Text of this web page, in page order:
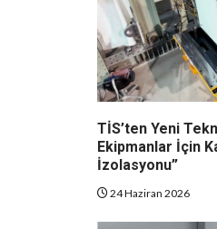
TİS’ten Yeni
Ekipmanlar İçin
İzolasyonu”
24 Haziran 2026